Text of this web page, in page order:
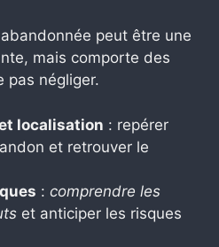
abandonnée peut être une
mais comporte des
pas négliger.
localisation : repérer
et retrouver le
: comprendre les
et anticiper les risques